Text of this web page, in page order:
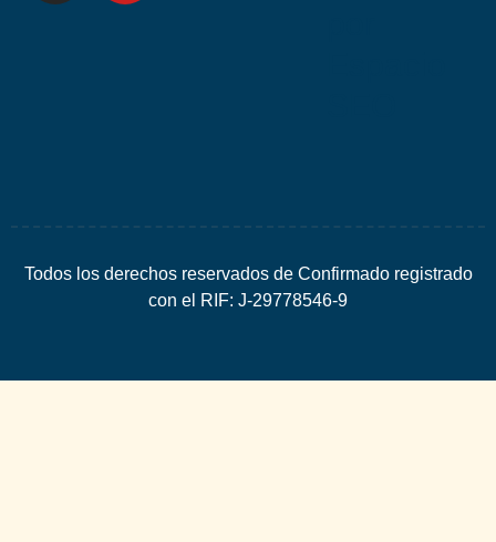
Todos los derechos reservados de Confirmado registrado
con el RIF: J-29778546-9